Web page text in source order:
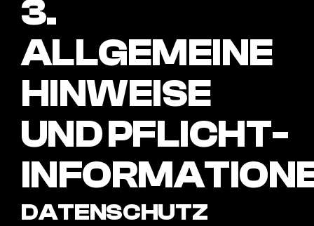
3.
ALLGEMEINE
HINWEISE
UND PFLICHT­
DATENSCHUTZ